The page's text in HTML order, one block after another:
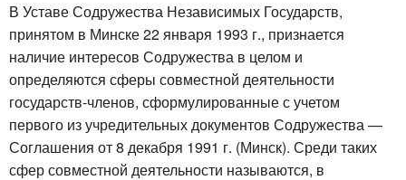
В Уставе Содружества Независимых Государств,
принятом в Минске 22 января 1993 г., признается
наличие интересов Содружества в целом и
определяются сферы совместной деятельности
государств-членов, сформулированные с учетом
первого из учредительных документов Содружества —
Соглашения от 8 декабря 1991 г. (Минск). Среди таких
сфер совместной деятельности называются, в